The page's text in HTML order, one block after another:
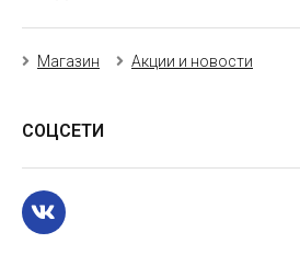
Магазин Акции и новости
СОЦСЕТИ